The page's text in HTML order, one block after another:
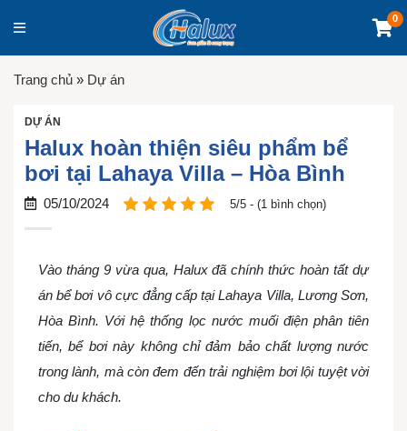
0
Trang chủ » Dự án
DỰ ÁN
Halux hoàn thiện siêu phẩm bể
bơi tại Lahaya Villa – Hòa Bình
05/10/2024 5/5 - (1 bình chọn)
Vào tháng 9 vừa qua, Halux đã chính thức hoàn tất dự
án bể bơi vô cực đẳng cấp tại Lahaya Villa, Lương Sơn,
Hòa Bình. Với hệ thống lọc nước muối điện phân tiên
tiến, bể bơi này không chỉ đảm bảo chất lượng nước
trong lành, mà còn đem đến trải nghiệm bơi lội tuyệt vời
cho du khách.